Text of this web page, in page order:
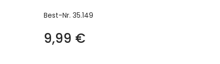
Best-Nr. 35.149
9,99 €